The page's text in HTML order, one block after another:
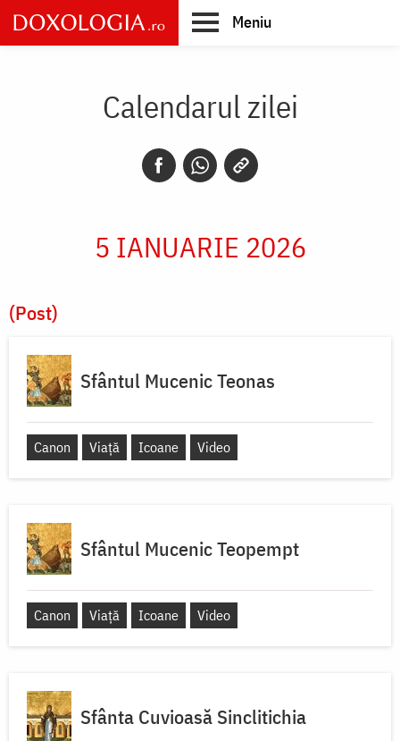
Skip
to
main
Meniu
Calendarul zilei
5 IANUARIE 2026
(Post)
Sfântul Mucenic Teonas
Canon Viață Icoane Video
Sfântul Mucenic Teopempt
Canon Viață Icoane Video
Sfânta Cuvioasă Sinclitichia